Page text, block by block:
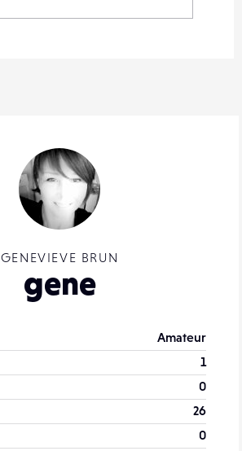
GENEVIEVE BRUN
gene
Amateur
1
0
26
0